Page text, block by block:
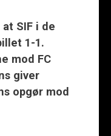
SIF i de
1-1.
mod FC
giver
opgør mod